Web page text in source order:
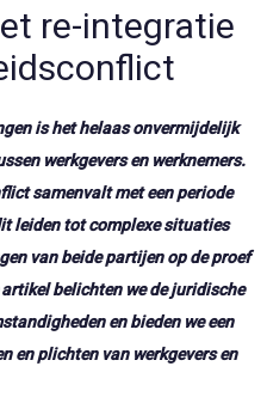
re-integratie
is het helaas onvermijdelijk
werkgevers en werknemers.
samenvalt met een periode
leiden tot complexe situaties
van beide partijen op de proef
belichten we de juridische
en bieden we een
en plichten van werkgevers en